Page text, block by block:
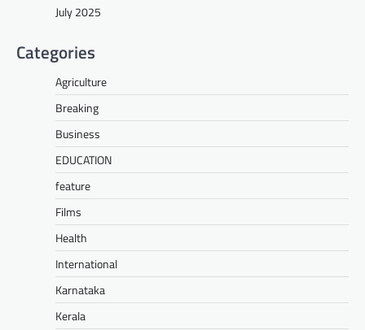
July 2025
Categories
Agriculture
Breaking
Business
EDUCATION
feature
Films
Health
International
Karnataka
Kerala